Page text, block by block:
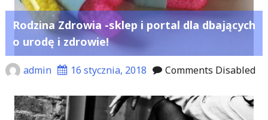
Rodzina Zdrowia -sklep i portal dla dbających
o urodę i zdrowie!
admin 16 stycznia, 2018 Comments Disabled